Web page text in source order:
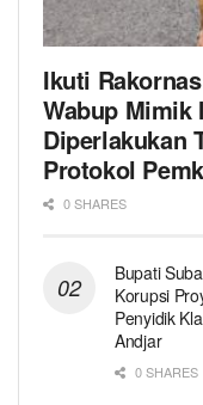
Ikuti
Wabup Mimik
Diperlakukan
Protokol
0 SHARES
Bupati
Korupsi
Penyidik
Andjar
0 SHARES